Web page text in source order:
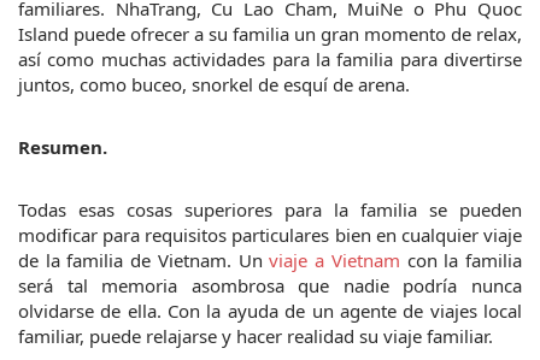
familiares. NhaTrang, Cu Lao Cham, MuiNe o Phu Quoc
Island puede ofrecer a su familia un gran momento de relax,
así como muchas actividades para la familia para divertirse
juntos, como buceo, snorkel de esquí de arena.
Resumen.
Todas esas cosas superiores para la familia se pueden
modificar para requisitos particulares bien en cualquier viaje
de la familia de Vietnam. Un viaje a Vietnam con la familia
será tal memoria asombrosa que nadie podría nunca
olvidarse de ella. Con la ayuda de un agente de viajes local
familiar, puede relajarse y hacer realidad su viaje familiar.